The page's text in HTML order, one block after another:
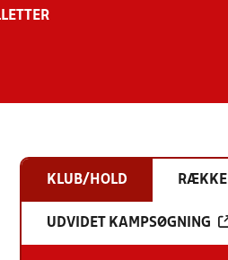
KLUB/HOLD RÆKKE
UDVIDET KAMPSØGNING